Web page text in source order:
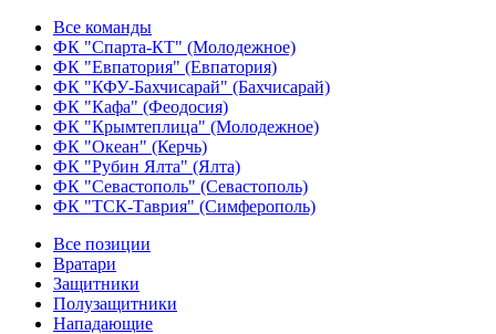
Все команды
ФК "Спарта-КТ" (Молодежное)
ФК "Евпатория" (Евпатория)
ФК "КФУ-Бахчисарай" (Бахчисарай)
ФК "Кафа" (Феодосия)
ФК "Крымтеплица" (Молодежное)
ФК "Океан" (Керчь)
ФК "Рубин Ялта" (Ялта)
ФК "Севастополь" (Севастополь)
ФК "ТСК-Таврия" (Симферополь)
Все позиции
Вратари
Защитники
Полузащитники
Нападающие